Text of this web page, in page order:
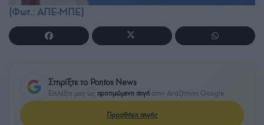
(Φωτ.: ΑΠΕ-ΜΠΕ)
Στηρίξτε το Pontos News
Επιλέξτε μας ως προτιμώμενη πηγή στην Αναζήτηση Google
Προσθήκη πηγής